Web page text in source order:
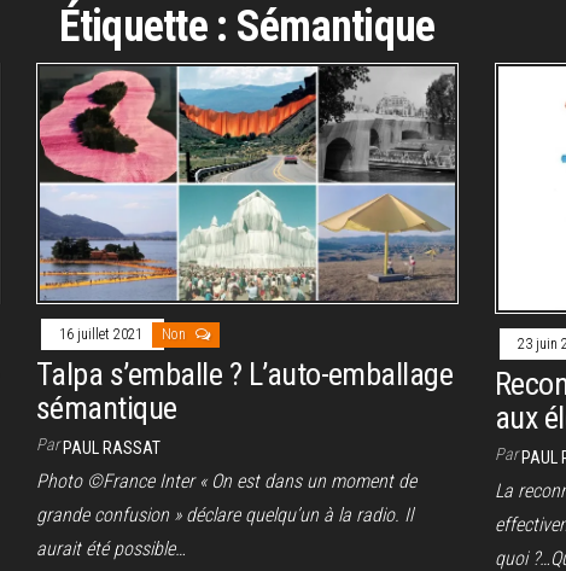
Étiquette : Sémantique
16 juillet 2021 Non
Talpa s’emballe ? L’auto-emballage
sémantique
ParPAUL RASSAT
Photo ©France Inter « On est dans un moment de
grande confusion » déclare quelqu’un à la radio. Il
aurait été possible…
23 juin
aux
ParPAUL
La
quoi